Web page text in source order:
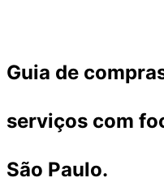
o
Guia de
serviços com
São Paulo.